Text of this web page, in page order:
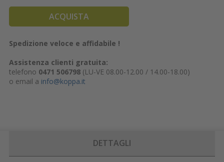
ACQUISTA
Spedizione veloce e affidabile !
Assistenza clienti gratuita:
telefono 0471 506798(LU-VE 08.00-12.00 / 14.00-18.00)
o email a info@koppa.it
DETTAGLI